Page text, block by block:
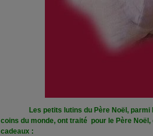
Les petits lutins du Père Noël, parmi
coins du monde, ont traité pour le Père Noël,
cadeaux :